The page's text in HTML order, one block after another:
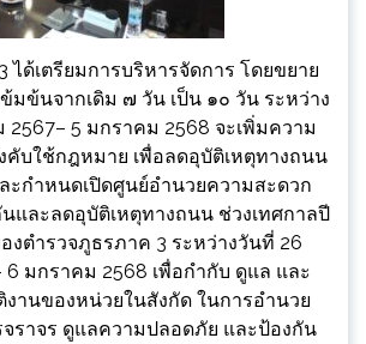
ได้เตรียมการบริหารจัดการ โดยขยาย
มข้นจากเดิม ๗ วัน เป็น ๑๐ วัน ระหว่าง
2567– 5 มกราคม 2568 จะเพิ่มความ
คับใช้กฎหมาย เพื่อลดอุบัติเหตุทางถนน
ะกำหนดเปิดศูนย์อำนวยความสะดวก
นและลดอุบัติเหตุทางถนน ช่วงเทศกาลปี
งตำรวจภูธรภาค 3 ระหว่างวันที่ 26
6 มกราคม 2568 เพื่อกำกับ ดูแล และ
านของหน่วยในสังกัด ในการอำนวย
ราจร ดูแลความปลอดภัย และป้องกัน